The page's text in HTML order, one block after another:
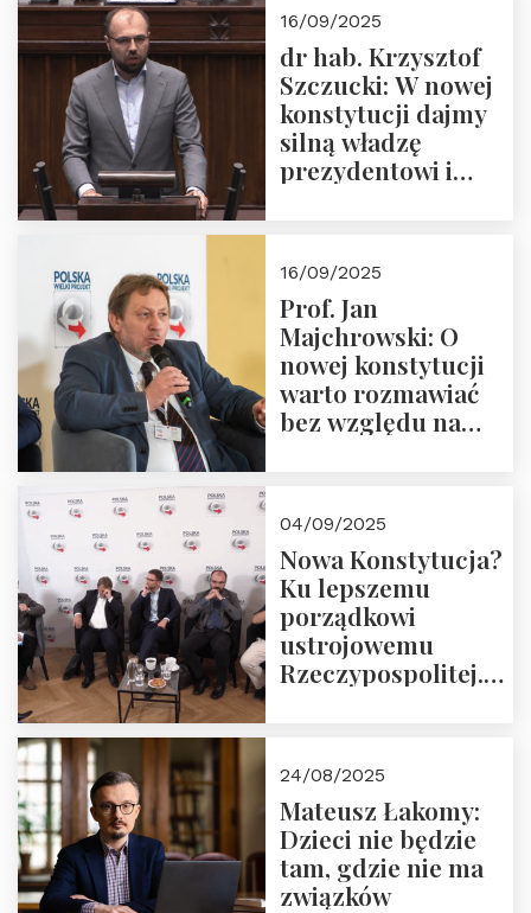
16/09/2025
dr hab. Krzysztof
Szczucki: W nowej
konstytucji dajmy
silną władzę
prezydentowi i
16/09/2025
Prof. Jan
Majchrowski: O
nowej konstytucji
warto rozmawiać
bez względu na
04/09/2025
Nowa Konstytucja?
Ku lepszemu
porządkowi
ustrojowemu
Rzeczypospolitej.
24/08/2025
Mateusz Łakomy:
Dzieci nie będzie
tam, gdzie nie ma
związków